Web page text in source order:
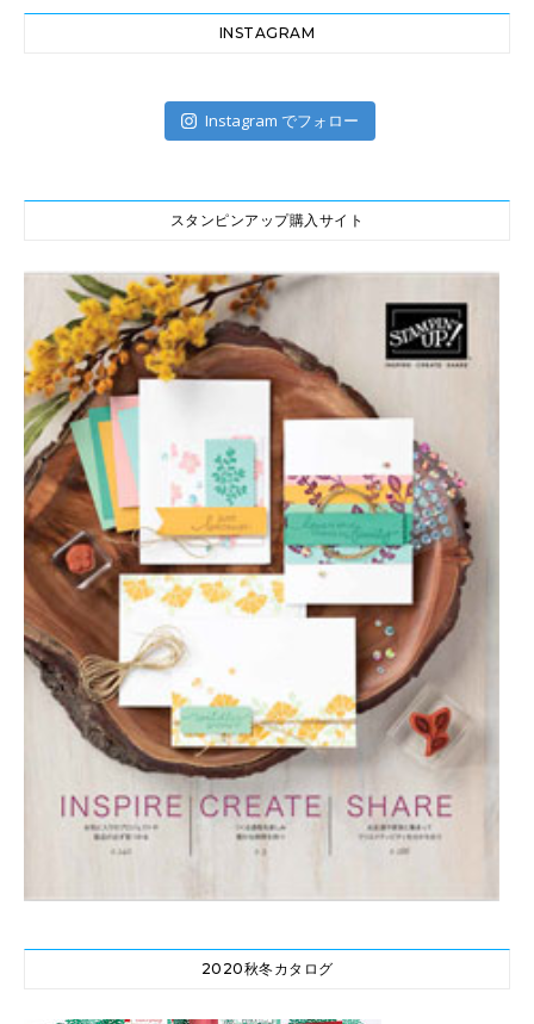
INSTAGRAM
Instagram でフォロー
スタンピンアップ購入サイト
2020秋冬カタログ